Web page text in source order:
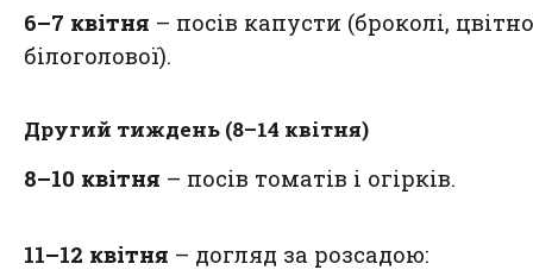
6–7 квітня – посів капусти (броколі,
білоголової).
Другий тиждень (8–14 квітня)
8–10 квітня – посів томатів і огірків.
11–12 квітня – догляд за розсадою: